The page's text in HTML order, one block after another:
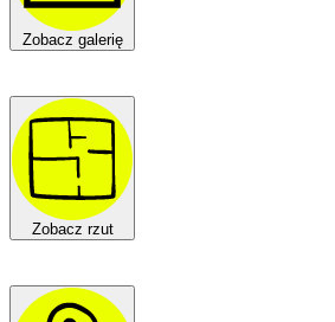
Zobacz galerię
Zobacz rzut